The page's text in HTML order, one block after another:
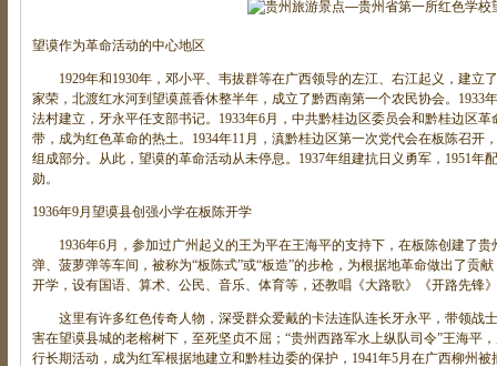
望谟作为革命活动的中心地区
1929年和1930年，邓小平、韦拔群等在广西领导的左江、右江起义，建立
家荣，北渡红水河到望谟蔗香休整半年，成立了黔西南第一个农民协会。1933
法村建立，牙永平任支部书记。1933年6月，中共黔桂边区委员会和黔桂边区
带，成为红色革命的热土。1934年11月，滇黔桂边区第一次党代会在板陈召开
组成部分。从此，望谟的革命活动从未停息。1937年组建抗日义勇军，1951年
勋。
1936年9月望谟县创强小学在板陈开学
1936年6月，参加过广州起义的王为平在王海平的支持下，在板陈创建了贵
弹、菠萝弹等车间，被称为“板陈式”或“板造”的步枪，为根据地革命做出了贡
开学，设有国语、算术、公民、音乐、体育等，还教唱《大路歌》《开路先锋
这里有许多红色传奇人物，深受群众爱戴的卡法连队连长牙永平，带领战
害在望谟县城的老榕树下，至死坚贞不屈；“贵州西路军水上纵队司令”王海平
行长期活动，成为红军根据地建立和黔桂边委的保护，1941年5月在广西柳州